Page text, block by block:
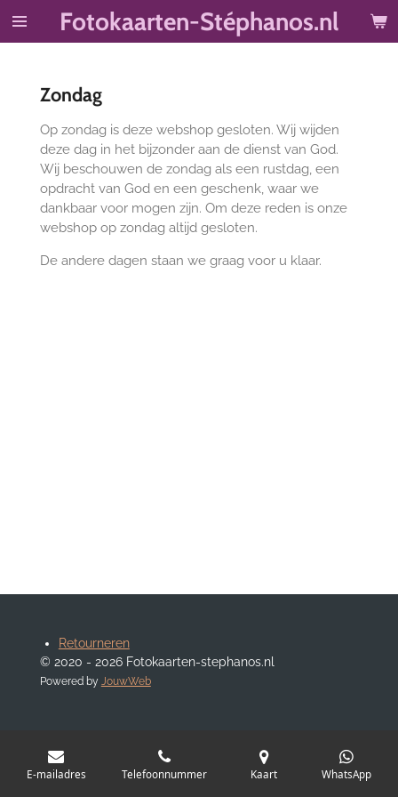
Ga
hoofdinhoud
Fotokaarten-Stéphanos.nl
Zondag
Op zondag is deze webshop gesloten. Wij wijden
deze dag in het bijzonder aan de dienst van God.
Wij beschouwen de zondag als een rustdag, een
opdracht van God en een geschenk, waar we
dankbaar voor mogen zijn. Om deze reden is onze
webshop op zondag altijd gesloten.
De andere dagen staan we graag voor u klaar.
Retourneren
© 2020 - 2026 Fotokaarten-stephanos.nl
Powered by JouwWeb
E-mailadres Telefoonnummer Kaart WhatsApp